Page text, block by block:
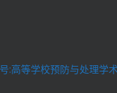
:高等学校预防与处理学